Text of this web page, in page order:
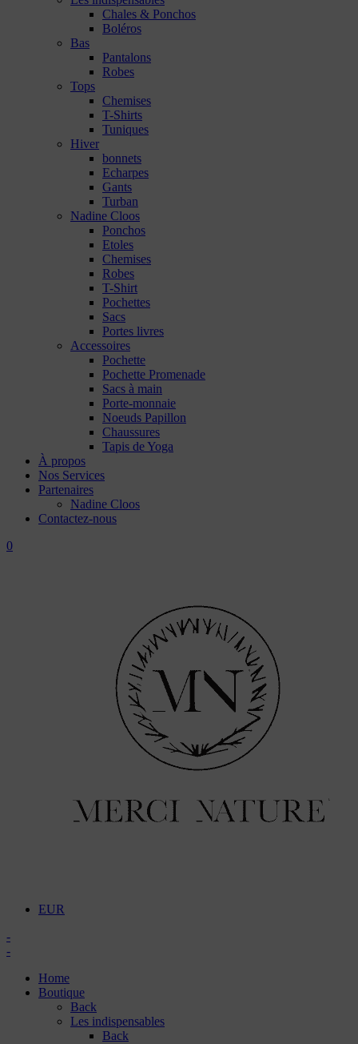
Chales & Ponchos
Boléros
Bas
Pantalons
Robes
Tops
Chemises
T-Shirts
Tuniques
Hiver
bonnets
Echarpes
Gants
Turban
Nadine Cloos
Ponchos
Etoles
Chemises
Robes
T-Shirt
Pochettes
Sacs
Portes livres
Accessoires
Pochette
Pochette Promenade
Sacs à main
Porte-monnaie
Noeuds Papillon
Chaussures
Tapis de Yoga
À propos
Nos Services
Partenaires
Nadine Cloos
Contactez-nous
0
EUR
-
-
Home
Boutique
Back
Les indispensables
Back